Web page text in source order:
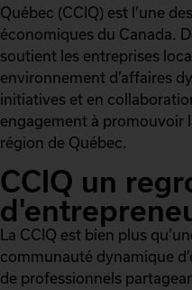
Québec (CCIQ) est l’une
économiques du Canada.
soutient les entreprises
environnement d’affaires
initiatives et en
engagement à promouvoir
région de Québec.
CCIQ un
La CCIQ est bien plus
communauté dynamique
de professionnels